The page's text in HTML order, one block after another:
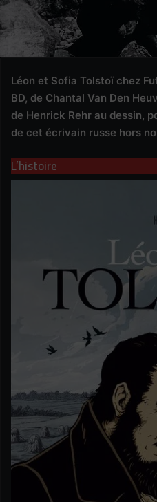
Léon et Sofia Tolstoï chez
BD, de Chantal Van Den
de Henrick Rehr au dessin,
de cet écrivain russe hors
L’histoire